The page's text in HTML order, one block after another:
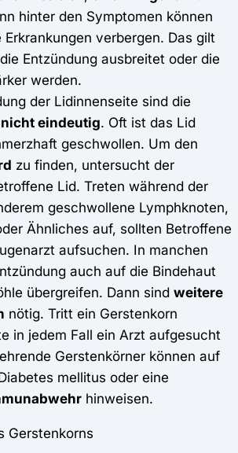
hinter den Symptomen können
verbergen. Das gilt
Entzündung ausbreitet oder die
werden.
der Lidinnenseite sind die
nicht eindeutig. Oft ist das Lid
geschwollen. Um den
zu finden, untersucht der
Lid. Treten während der
geschwollene Lymphknoten,
Ähnliches auf, sollten Betroffene
aufsuchen. In manchen
auch auf die Bindehaut
übergreifen. Dann sind weitere
nötig. Tritt ein Gerstenkorn
in jedem Fall ein Arzt aufgesucht
Gerstenkörner können auf
mellitus oder eine
hinweisen.
Gerstenkorns